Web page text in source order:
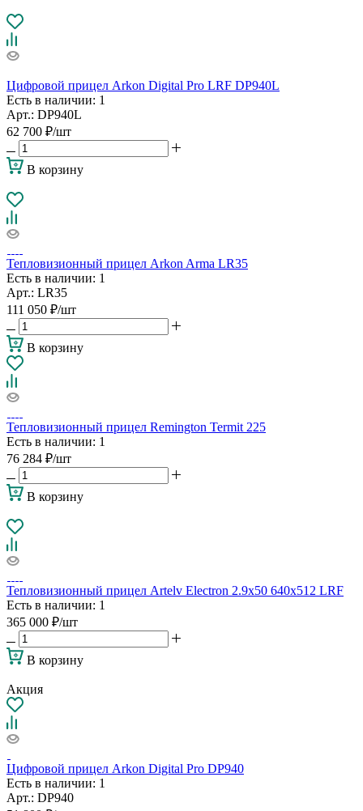
Цифровой прицел Arkon Digital Pro LRF DP940L
Есть в наличии: 1
Арт.: DP940L
62 700 ₽/шт
В корзину
Тепловизионный прицел Arkon Arma LR35
Есть в наличии: 1
Арт.: LR35
111 050 ₽/шт
В корзину
Тепловизионный прицел Remington Termit 225
Есть в наличии: 1
76 284 ₽/шт
В корзину
Тепловизионный прицел Artelv Electron 2.9x50 640x512 LRF
Есть в наличии: 1
365 000 ₽/шт
В корзину
Акция
Цифровой прицел Arkon Digital Pro DP940
Есть в наличии: 1
Арт.: DP940